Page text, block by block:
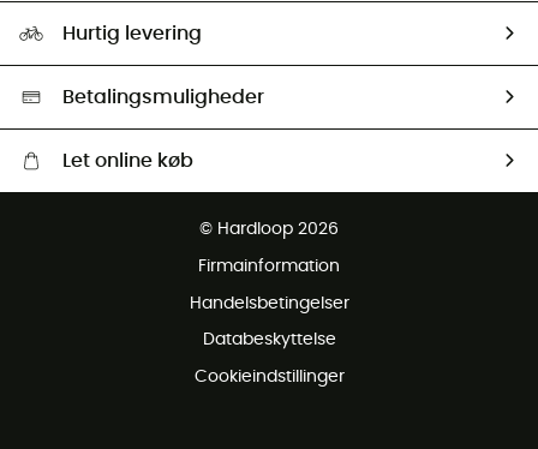
Our ambassadors
Second hand
HardGreen Udvalg
Hurtig levering
Betalingsmuligheder
Let online køb
© Hardloop 2026
Firmainformation
Handelsbetingelser
Databeskyttelse
Cookieindstillinger